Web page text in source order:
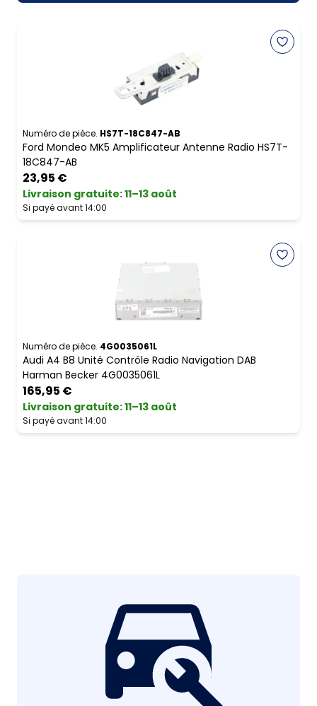
Numéro de pièce. HS7T-18C847-AB
Ford Mondeo MK5 Amplificateur Antenne Radio HS7T-
18C847-AB
23,95 €
Livraison gratuite:11–13 août
Si payé avant 14:00
Numéro de pièce. 4G0035061L
Audi A4 B8 Unité Contrôle Radio Navigation DAB
Harman Becker 4G0035061L
165,95 €
Livraison gratuite:11–13 août
Si payé avant 14:00